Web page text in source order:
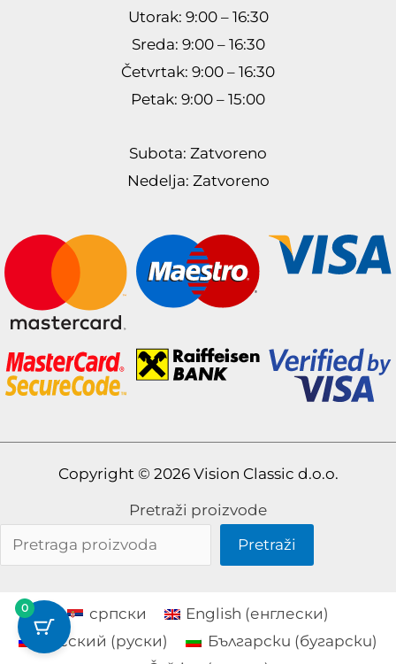
Utorak: 9:00 – 16:30
Sreda: 9:00 – 16:30
Četvrtak: 9:00 – 16:30
Petak: 9:00 – 15:00
Subota: Zatvoreno
Nedelja: Zatvoreno
Copyright © 2026 Vision Classic d.o.o.
Pretraži proizvode
Pretraži
0 српски English (енглески)
Русский (руски) Български (бугарски)